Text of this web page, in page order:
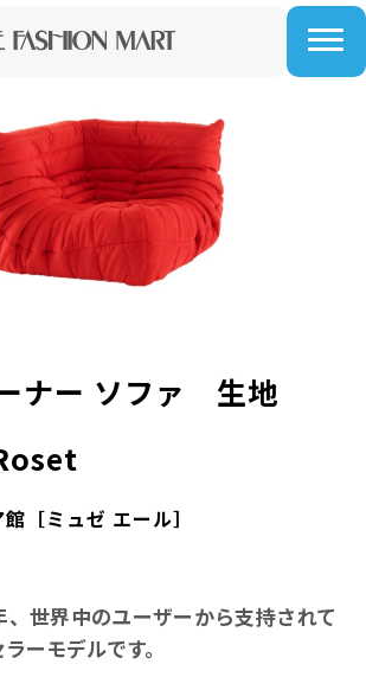
ナー ソファ 生地
［ミュゼ エール］
世界中のユーザーから支持されて
ーモデルです。